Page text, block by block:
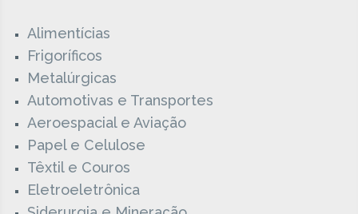
Alimentícias
Frigoríficos
Metalúrgicas
Automotivas e Transportes
Aeroespacial e Aviação
Papel e Celulose
Têxtil e Couros
Eletroeletrônica